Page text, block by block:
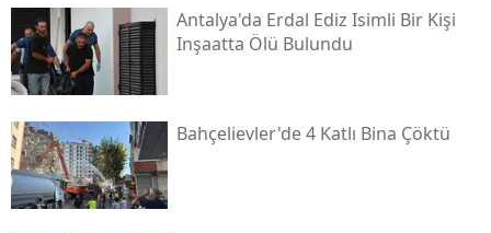
Antalya'da Erdal Ediz Isimli Bir Kişi
Inşaatta Ölü Bulundu
Bahçelievler'de 4 Katlı Bina Çöktü